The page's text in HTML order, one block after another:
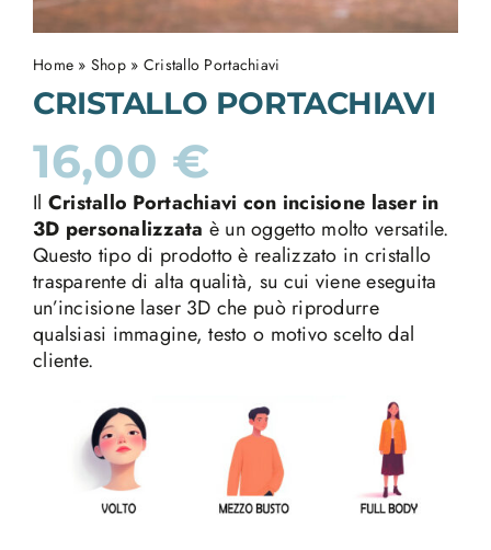
Home » Shop» Cristallo Portachiavi
CRISTALLO PORTACHIAVI
16,00 €
Il Cristallo Portachiavi con incisione laser in
3D personalizzata è un oggetto molto versatile.
Questo tipo di prodotto è realizzato in cristallo
trasparente di alta qualità, su cui viene eseguita
un’incisione laser 3D che può riprodurre
qualsiasi immagine, testo o motivo scelto dal
cliente.